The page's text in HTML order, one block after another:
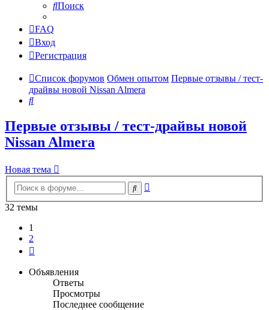
Поиск
FAQ
Вход
Регистрация
Список форумов Обмен опытом Первые отзывы / тест-
драйвы новой Nissan Almera
Поиск
Первые отзывы / тест-драйвы новой
Nissan Almera
Новая тема
Поиск
32 темы
1
2
Объявления
Ответы
Просмотры
Последнее сообщение